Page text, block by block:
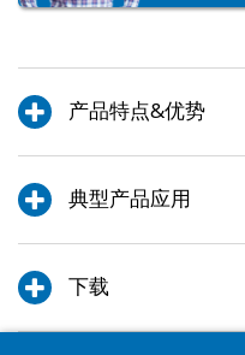
产品特点&优势
典型产品应用
下载